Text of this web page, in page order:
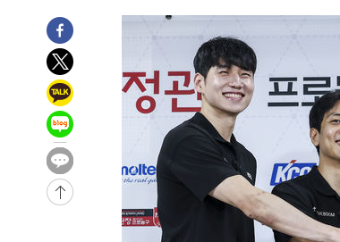
한민수·김용 순
-31539초 전 >
[속보]김민석, 與 전대 당원투표 누적 득표
청래 44.56%
-30821초 전 >
[속보]與 대표 경선 제주·인천 당원투표…金
42.08%·宋 10.17%
-30355초 전 >
이강인 "아틀레티코 이적 기뻐…등번호 7번
것"
-30290초 전 >
[속보]與 당대표 경선, 제주·인천 권리당원 투
-24064초 전 >
낮 최고 35도 '무더위'…동해안 시간당 30㎜
-23334초 전 >
[속보]이강인 "감독님이 원하는 마음 느꼈고
틀레티코 이적"
-23116초 전 >
수도권 40도 육박 '펄펄'…동해안 일부 지역
-22085초 전 >
온열질환 사망자 3명 늘어…누적 환자 3000
강릉에 시간당 81.4㎜ 물폭탄…도로 잠기고